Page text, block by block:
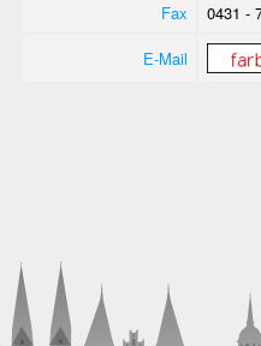
Fax
0431 -
E-Mail